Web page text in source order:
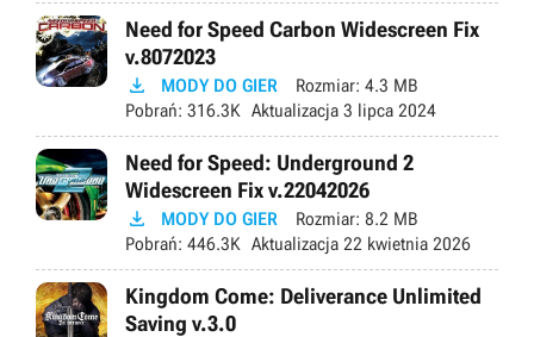
Need for Speed Carbon Widescreen Fix
v.8072023
 MODY DO GIER Rozmiar: 4.3 MB
Pobrań: 316.3K Aktualizacja 3 lipca 2024
Need for Speed: Underground 2
Widescreen Fix v.22042026
 MODY DO GIER Rozmiar: 8.2 MB
Pobrań: 446.3K Aktualizacja 22 kwietnia 2026
Kingdom Come: Deliverance Unlimited
Saving v.3.0